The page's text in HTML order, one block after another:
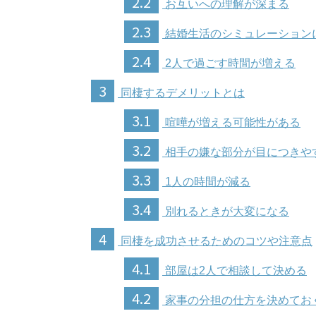
お互いへの理解が深まる
2.3 結婚生活のシミュレーション
2.4 2人で過ごす時間が増える
3 同棲するデメリットとは
3.1 喧嘩が増える可能性がある
3.2 相手の嫌な部分が目につきや
3.3 1人の時間が減る
3.4 別れるときが大変になる
4 同棲を成功させるためのコツや注意点
4.1 部屋は2人で相談して決める
4.2 家事の分担の仕方を決めてお